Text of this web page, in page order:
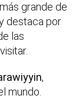
grande de
destaca por
las
,
mundo.